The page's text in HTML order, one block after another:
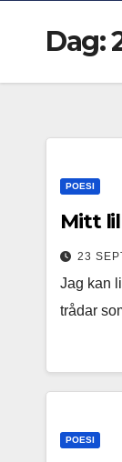
Dag:
POESI
Mitt
23
Jag kan
trådar
POESI